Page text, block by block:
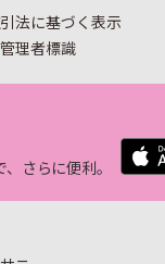
法に基づく表示
理者標識
さらに便利。